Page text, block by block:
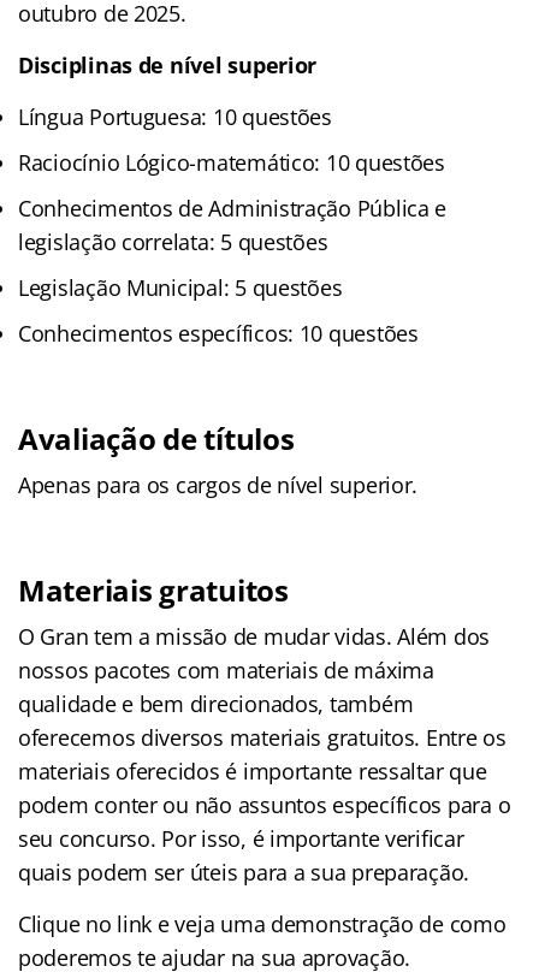
outubro de 2025.
Disciplinas de nível superior
Língua Portuguesa: 10 questões
Raciocínio Lógico-matemático: 10 questões
Conhecimentos de Administração Pública e
legislação correlata: 5 questões
Legislação Municipal: 5 questões
Conhecimentos específicos: 10 questões
Avaliação de títulos
Apenas para os cargos de nível superior.
Materiais gratuitos
O Gran tem a missão de mudar vidas. Além dos
nossos pacotes com materiais de máxima
qualidade e bem direcionados, também
oferecemos diversos materiais gratuitos. Entre os
materiais oferecidos é importante ressaltar que
podem conter ou não assuntos específicos para o
seu concurso. Por isso, é importante verificar
quais podem ser úteis para a sua preparação.
Clique no link e veja uma demonstração de como
poderemos te ajudar na sua aprovação.